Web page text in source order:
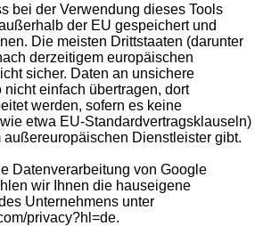
bei der Verwendung dieses Tools
der EU gespeichert und
Die meisten Drittstaaten (darunter
derzeitigem europäischen
sicher. Daten an unsichere
nicht einfach übertragen, dort
werden, sofern es keine
etwa EU-Standardvertragsklauseln)
Dienstleister gibt.
Datenverarbeitung von Google
wir Ihnen die hauseigene
Unternehmens unter
privacy?hl=de.